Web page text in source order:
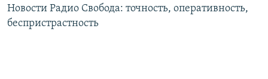
Новости Радио Свобода: точность, оперативность,
беспристрастность